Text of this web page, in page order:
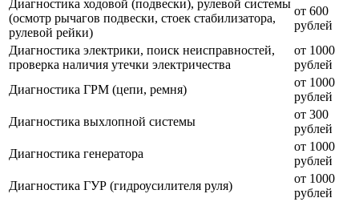
Диагностика ходовой (подвески), рулевой системы
(осмотр рычагов подвески, стоек стабилизатора,
рулевой рейки)
от 600
рублей
Диагностика электрики, поиск неисправностей,
проверка наличия утечки электричества
от 1000
рублей
Диагностика ГРМ (цепи, ремня)
от 1000
рублей
Диагностика выхлопной системы
от 300
рублей
Диагностика генератора
от 1000
рублей
Диагностика ГУР (гидроусилителя руля)
от 1000
рублей